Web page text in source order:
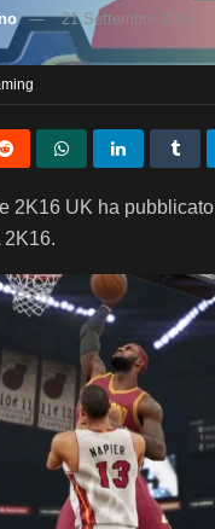
21 Settembre 2015
2K16 UK ha
2K16.